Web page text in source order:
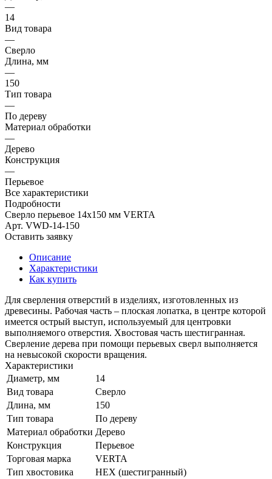
—
14
Вид товара
—
Сверло
Длина, мм
—
150
Тип товара
—
По дереву
Материал обработки
—
Дерево
Конструкция
—
Перьевое
Все характеристики
Подробности
Сверло перьевое 14х150 мм VERTA
Арт. VWD-14-150
Оставить заявку
Описание
Характеристики
Как купить
Для сверления отверстий в изделиях, изготовленных из
древесины. Рабочая часть – плоская лопатка, в центре которой
имеется острый выступ, используемый для центровки
выполняемого отверстия. Хвостовая часть шестигранная.
Сверление дерева при помощи перьевых сверл выполняется
на невысокой скорости вращения.
Характеристики
Диаметр, мм
14
Вид товара
Сверло
Длина, мм
150
Тип товара
По дереву
Материал обработки Дерево
Конструкция
Перьевое
Торговая марка
VERTA
Тип хвостовика
HEX (шестигранный)